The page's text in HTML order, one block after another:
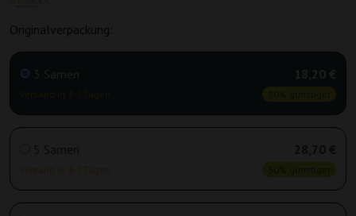
Originalverpackung:
3 Samen
Versand in 3-7 Tagen
18,20 €
5 Samen
Versand in 3-7 Tagen
28,70 €